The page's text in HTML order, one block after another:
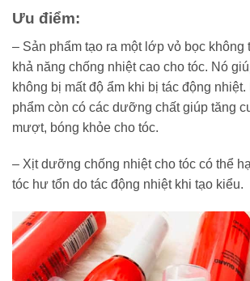
Ưu điểm:
– Sản phẩm tạo ra một lớp vỏ bọc không
khả năng chống nhiệt cao cho tóc. Nó
không bị mất độ ẩm khi bị tác động
phẩm còn có các dưỡng chất giúp tăng
mượt, bóng khỏe cho tóc.
– Xịt dưỡng chống nhiệt cho tóc có thể
tóc hư tổn do tác động nhiệt khi tạo kiểu.